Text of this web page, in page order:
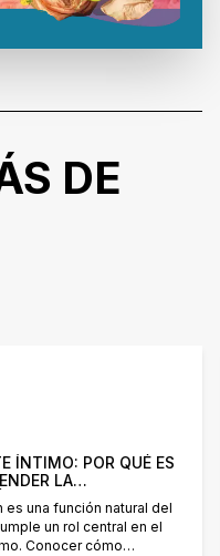
DE
ÍNTIMO: POR QUÉ ES
LA
es una función natural del
un rol central en el
Conocer cómo